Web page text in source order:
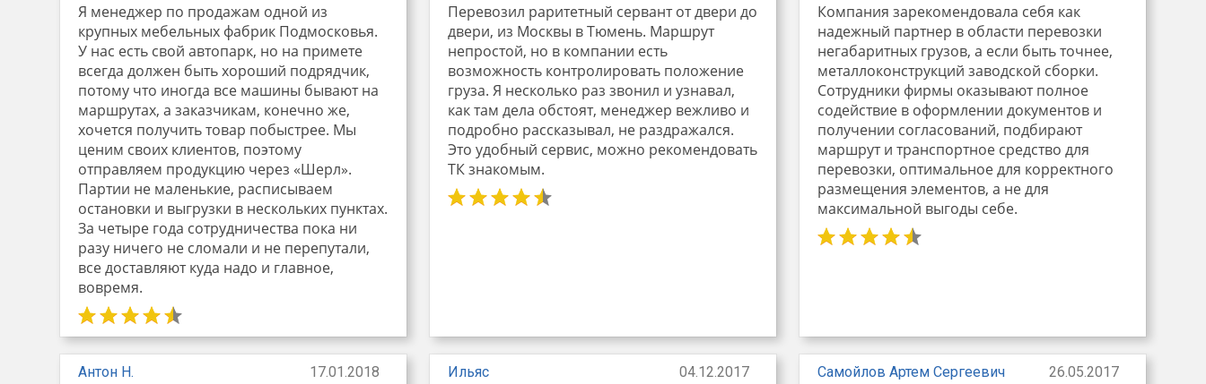
Я менеджер по продажам одной из
крупных мебельных фабрик Подмосковья.
У нас есть свой автопарк, но на примете
всегда должен быть хороший подрядчик,
потому что иногда все машины бывают на
маршрутах, а заказчикам, конечно же,
хочется получить товар побыстрее. Мы
ценим своих клиентов, поэтому
отправляем продукцию через «Шерл».
Партии не маленькие, расписываем
остановки и выгрузки в нескольких пунктах.
За четыре года сотрудничества пока ни
разу ничего не сломали и не перепутали,
все доставляют куда надо и главное,
вовремя.
Перевозил раритетный сервант от двери до
двери, из Москвы в Тюмень. Маршрут
непростой, но в компании есть
возможность контролировать положение
груза. Я несколько раз звонил и узнавал,
как там дела обстоят, менеджер вежливо и
подробно рассказывал, не раздражался.
Это удобный сервис, можно рекомендовать
ТК знакомым.
Компания зарекомендовала себя как
надежный партнер в области перевозки
негабаритных грузов, а если быть точнее,
металлоконструкций заводской сборки.
Сотрудники фирмы оказывают полное
содействие в оформлении документов и
получении согласований, подбирают
маршрут и транспортное средство для
перевозки, оптимальное для корректного
размещения элементов, а не для
максимальной выгоды себе.
17.01.2018
Антон Н. 04.12.2017
Ильяс 26.05.2017
Самойлов Артем Сергеевич